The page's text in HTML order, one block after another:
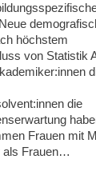
höchstem
von Statistik
die
Frauen mit
als Frauen…